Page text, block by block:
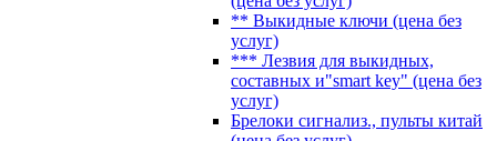
** Выкидные ключи (цена без
услуг)
*** Лезвия для выкидных,
составных и"smart key" (цена без
услуг)
Брелоки сигнализ., пульты китай